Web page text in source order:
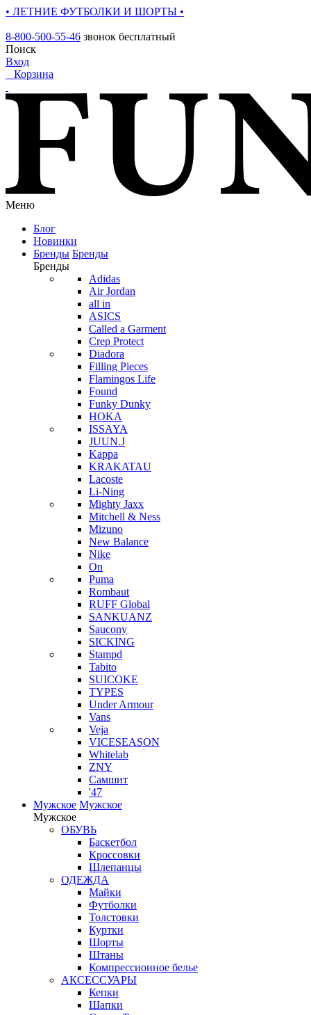
• ЛЕТНИЕ ФУТБОЛКИ И ШОРТЫ •
8-800-500-55-46 звонок бесплатный
Поиск
Вход
Корзина
Меню
Блог
Новинки
Бренды Бренды
Бренды
Adidas
Air Jordan
all in
ASICS
Called a Garment
Crep Protect
Diadora
Filling Pieces
Flamingos Life
Found
Funky Dunky
HOKA
ISSAYA
JUUN.J
Kappa
KRAKATAU
Lacoste
Li-Ning
Mighty Jaxx
Mitchell & Ness
Mizuno
New Balance
Nike
On
Puma
Rombaut
RUFF Global
SANKUANZ
Saucony
SICKING
Stampd
Tabito
SUICOKE
TYPES
Under Armour
Vans
Veja
VICESEASON
Whitelab
ZNY
Самшит
'47
Мужское Мужское
Мужское
ОБУВЬ
Баскетбол
Кроссовки
Шлепанцы
ОДЕЖДА
Майки
Футболки
Толстовки
Куртки
Шорты
Штаны
Компрессионное белье
АКСЕССУАРЫ
Кепки
Шапки